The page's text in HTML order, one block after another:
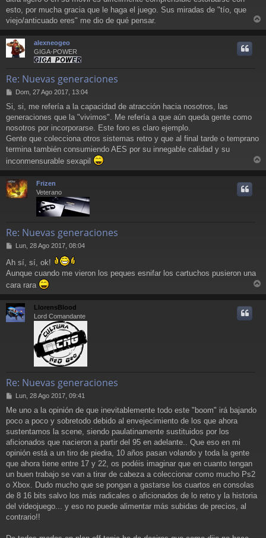
esto, por mucha gracia que le haga el juego. Sus miradas de "tío, que
viejo/anticuado eres" me dio de qué pensar.
r
alexneogeo
GIGA-POWER
Re: Nuevas generaciones
M
n
s
a
j
Dom, 27 Ago 2017, 13:04
Si, si, me refería a la capacidad de atracción hacia nosotros, las
generaciones que la "vivimos". Me refería a que aún queda gente como
nosotros por incorporarse. Este foro es claro ejemplo.
Gente que colecciona otros sistemas retro y que al final tarde o temprano
termina también consumiendo AES por su innegable calidad y su
inconmensurable sexapil
r
Frizen
Veterano
Re: Nuevas generaciones
M
n
s
j
Lun, 28 Ago 2017, 08:04
Ah sí, sí, ok!
Aunque cuando me vieron los peques esnifar los cartuchos pusieron una
cara rara
r
LlorensBlood
Lord Comandante
Re: Nuevas generaciones
M
n
s
a
j
e
Lun, 28 Ago 2017, 09:41
Me uno a la opinión de que inevitablemente todo este "boom" irá bajando
poco a poco y sobretodo debido al envejecimiento de los que ahora
sustentamos la scene, siendo paulatinamente sustituidos por los
aficionados que nacieron a partir del 95 en adelante.. Que eso en mi
opinión está a un tiro de piedra, 10 años pasan volando y toda la gente
que ahora tiene entre 17 y 22, os podéis imaginar que en cuanto tengan
un buen trabajo se van a tirar de cabeza a coleccionar como mucho Ps2
o Xbox. Dudo mucho que se pongan a gastarse los cuartos en consolas
de 8 16 bits salvo los más radicales o aficionados de lo retro y la historia
del videojuego... y eso no puede alimentar más subidas de precios, al
contrario!!